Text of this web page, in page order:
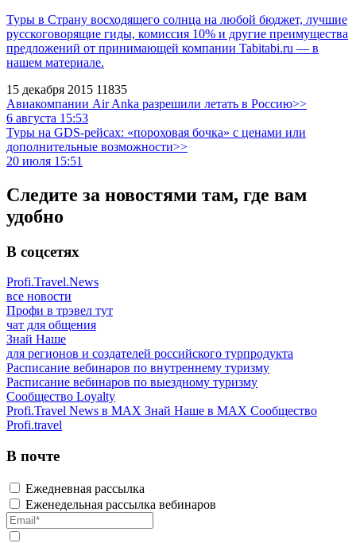
Туры в Страну восходящего солнца на любой бюджет, лучшие
русскоговорящие гиды, комиссия 10% и другие преимущества
предложений от принимающей компании Tabitabi.ru — в
нашем материале.
15 декабря 2015 11835
Авиакомпании Air Anka разрешили летать в Россию>>
6 августа 15:53
Туры на GDS-рейсах: «пороховая бочка» с ценами или
дополнительные возможности>>
20 июля 15:51
Следите за новостями там, где вам
удобно
В соцсетях
Profi.Travel.News
все новости
Профи в трэвел тут
чат для общения
Знай Наше
для регионов и создателей российского турпродукта
Расписание вебинаров по внутреннему туризму
Расписание вебинаров по выездному туризму
Сообщество Loyalty
Profi.Travel News в MAX Знай Наше в MAX Сообщество
Profi.travel
В почте
Ежедневная рассылка
Еженедельная рассылка вебинаров